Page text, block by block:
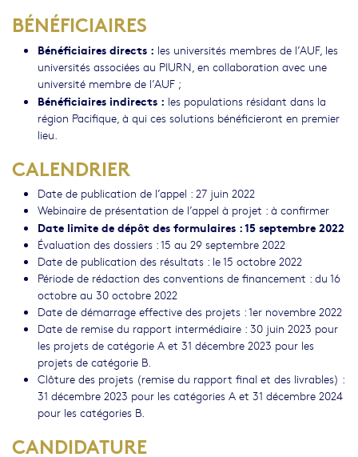
BÉNÉFICIAIRES
Bénéficiaires directs : les universités membres de l’AUF, les
universités associées au PIURN, en collaboration avec une
université membre de l’AUF ;
Bénéficiaires indirects : les populations résidant dans la
région Pacifique, à qui ces solutions bénéficieront en premier
lieu.
CALENDRIER
Date de publication de l’appel : 27 juin 2022
Webinaire de présentation de l’appel à projet : à confirmer
Date limite de dépôt des formulaires : 15 septembre 2022
Évaluation des dossiers : 15 au 29 septembre 2022
Date de publication des résultats : le 15 octobre 2022
Période de rédaction des conventions de financement : du 16
octobre au 30 octobre 2022
Date de démarrage effective des projets : 1er novembre 2022
Date de remise du rapport intermédiaire : 30 juin 2023 pour
les projets de catégorie A et 31 décembre 2023 pour les
projets de catégorie B.
Clôture des projets (remise du rapport final et des livrables) :
31 décembre 2023 pour les catégories A et 31 décembre 2024
pour les catégories B.
CANDIDATURE